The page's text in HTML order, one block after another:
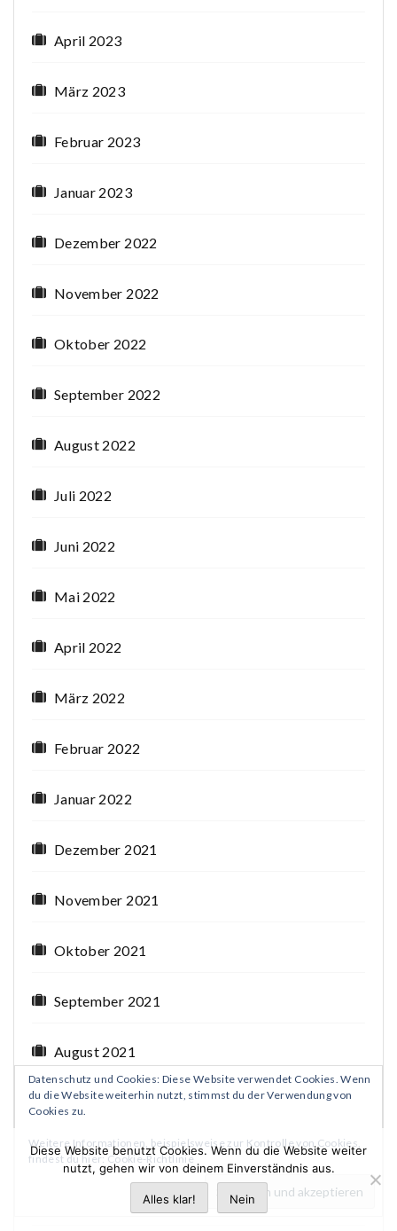
April 2023
März 2023
Februar 2023
Januar 2023
Dezember 2022
November 2022
Oktober 2022
September 2022
August 2022
Juli 2022
Juni 2022
Mai 2022
April 2022
März 2022
Februar 2022
Januar 2022
Dezember 2021
November 2021
Oktober 2021
September 2021
August 2021
Juli 2021
Juni 2021
Datenschutz und Cookies: Diese Website verwendet Cookies. Wenn
du die Website weiterhin nutzt, stimmst du der Verwendung von
Cookies zu.
Weitere Informationen, beispielsweise zur Kontrolle von Cookies,
findest du hier:Cookie-Richtlinie
Diese Website benutzt Cookies. Wenn du die Website weiter
nutzt, gehen wir von deinem Einverständnis aus.
Alles klar! Nein